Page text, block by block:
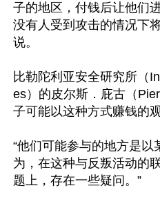
子的地区，付钱后让他们
没有人受到攻击的情况下
说。
比勒陀利亚安全研究所（
es）的皮尔斯．庇古（
子可能以这种方式赚钱的观
“他们可能参与的地方是以
为，在这种与反叛活动的
题上，存在一些疑问。”